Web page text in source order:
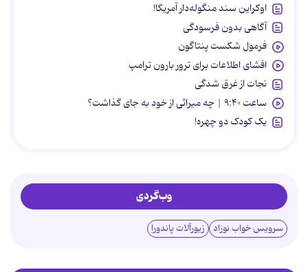
اوکراین سند منگوله‌دار آمریکا!
آگاهی بدون فرسودگی
فرمول شکست پنتاگون
افشای اطلاعات برای ترور بارون ترامپ
نجات از غرق شدگی
ساعت ۹:۴۰ | چه میراثی از خود به جای گذاشت؟
یک کودک دو چهره!
وب‌گردی
سرویس خواب نوزاد زیورآلات پاندورا